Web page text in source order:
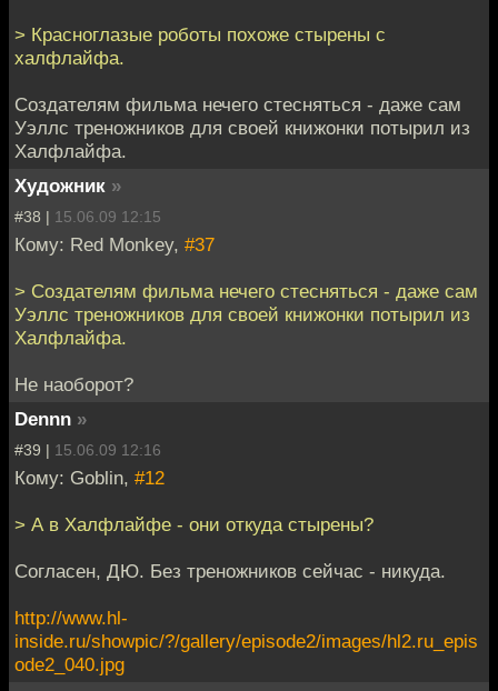
> Красноглазые роботы похоже стырены с
халфлайфа.
Создателям фильма нечего стесняться - даже сам
Уэллс треножников для своей книжонки потырил из
Халфлайфа.
Художник »
#38 | 15.06.09 12:15
Кому: Red Monkey, #37
> Создателям фильма нечего стесняться - даже сам
Уэллс треножников для своей книжонки потырил из
Халфлайфа.
Не наоборот?
Dennn »
#39 | 15.06.09 12:16
Кому: Goblin, #12
> А в Халфлайфе - они откуда стырены?
Согласен, ДЮ. Без треножников сейчас - никуда.
http://www.hl-
inside.ru/showpic/?/gallery/episode2/images/hl2.ru_epis
ode2_040.jpg